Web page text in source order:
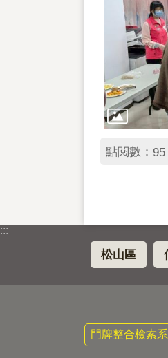
點閱數： 95
:::
松山區
門牌整合檢索